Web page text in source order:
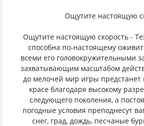
Ощутите настоящую
Ощутите настоящую скорость -
способна по-настоящему
всеми его головокружительными
захватывающим масштабом
до мелочей мир игры предстанет
красе благодаря высокому
следующего поколения, а
погодные условия преподнесут
снег, град, дождь, песчаные